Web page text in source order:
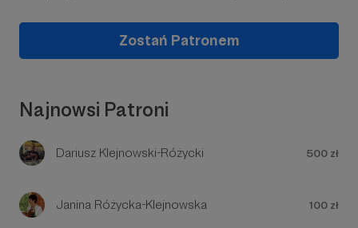
Zostań Patronem
Najnowsi Patroni
Dariusz Klejnowski-Różycki 500 zł
Janina Różycka-Klejnowska 100 zł